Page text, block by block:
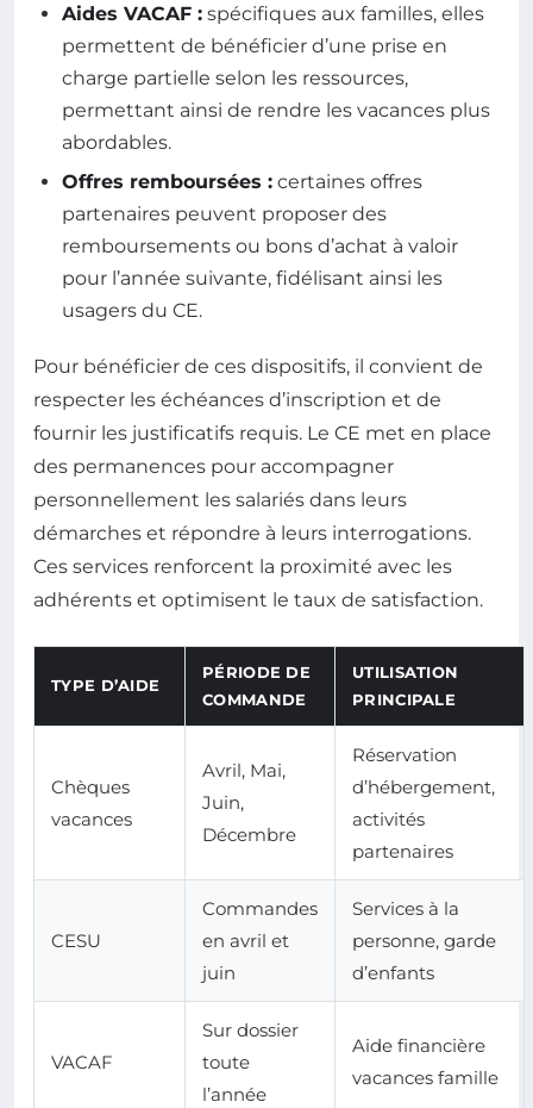
Aides VACAF : spécifiques aux familles, elles
permettent de bénéficier d’une prise en
charge partielle selon les ressources,
permettant ainsi de rendre les vacances plus
abordables.
Offres remboursées : certaines offres
partenaires peuvent proposer des
remboursements ou bons d’achat à valoir
pour l’année suivante, fidélisant ainsi les
usagers du CE.
Pour bénéficier de ces dispositifs, il convient de
respecter les échéances d’inscription et de
fournir les justificatifs requis. Le CE met en place
des permanences pour accompagner
personnellement les salariés dans leurs
démarches et répondre à leurs interrogations.
Ces services renforcent la proximité avec les
adhérents et optimisent le taux de satisfaction.
TYPE D’AIDE
PÉRIODE DE
COMMANDE
UTILISATION
PRINCIPALE
Chèques
vacances
Avril, Mai,
Juin,
Décembre
Réservation
d’hébergement,
activités
partenaires
CESU
Commandes
en avril et
juin
Services à la
personne, garde
d’enfants
VACAF
Sur dossier
toute
l’année
Aide financière
vacances famille